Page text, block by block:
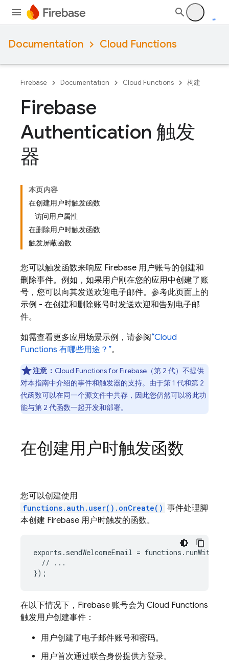
Documentation Cloud Functions
Firebase Documentation Cloud Functions 构建
Firebase
Authentication 触发
器
本页内容
在创建用户时触发函数
访问用户属性
在删除用户时触发函数
触发屏蔽函数
您可以触发函数来响应 Firebase 用户账号的创建和
删除事件。例如，如果用户刚在您的应用中创建了账
号，您可以向其发送欢迎电子邮件。参考此页面上的
示例 - 在创建和删除账号时发送欢迎和告别电子邮
件。
如需查看更多应用场景示例，请参阅“Cloud
Functions 有哪些用途？”。
注意： Cloud Functions for Firebase（第 2 代）不提供
对本指南中介绍的事件和触发器的支持。由于第 1 代和第 2
代函数可以在同一个源文件中共存，因此您仍然可以将此功
能与第 2 代函数一起开发和部署。
在创建用户时触发函数
您可以创建使用
functions.auth.user().onCreate() 事件处理脚
本创建 Firebase 用户时触发的函数。
exports . sendWelcomeEmail = functions . runWith
//
...
});
在以下情况下， Firebase 账号会为 Cloud Functions
触发用户创建事件：
用户创建了电子邮件账号和密码。
用户首次通过联合身份提供方登录。